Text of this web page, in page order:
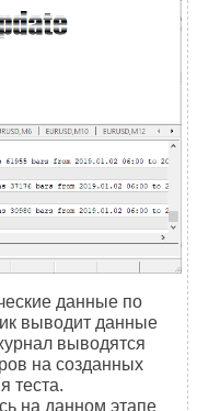
данные по
выводит данные
выводятся
на созданных
теста.
на данном этапе